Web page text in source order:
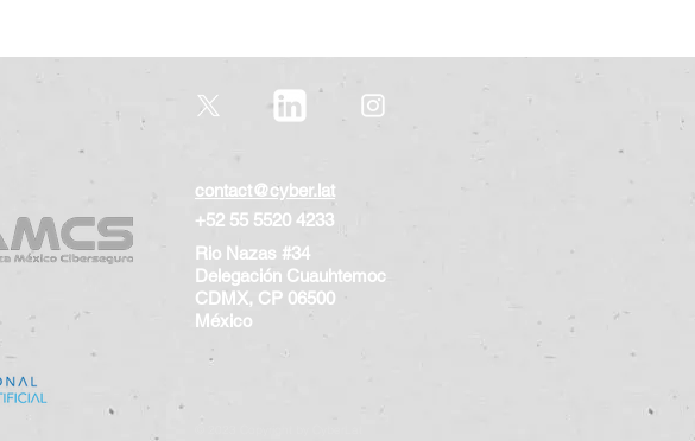
contact@cyber.lat
+52 55 5520 4233
Rio Nazas #34
Delegación Cuauhtemoc
CDMX, CP 06500
​México